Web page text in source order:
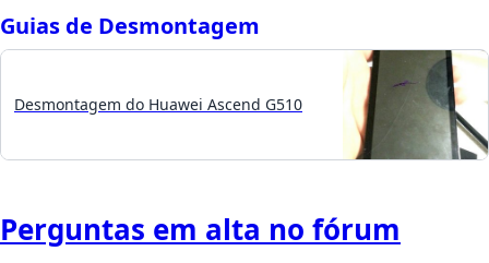
Guias de Desmontagem
Desmontagem do Huawei Ascend G510
Perguntas em alta no fórum